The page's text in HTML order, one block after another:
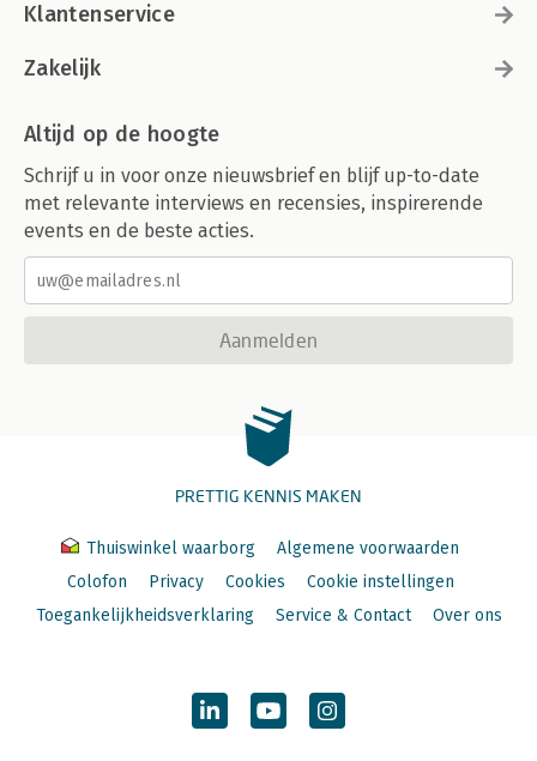
Klantenservice
Zakelijk
Altijd op de hoogte
Schrijf u in voor onze nieuwsbrief en blijf up-to-date
met relevante interviews en recensies, inspirerende
events en de beste acties.
Aanmelden
PRETTIG KENNIS MAKEN
Thuiswinkel waarborg
Algemene voorwaarden
Colofon
Privacy Cookies
Cookie instellingen
Toegankelijkheidsverklaring
Service & Contact Over ons